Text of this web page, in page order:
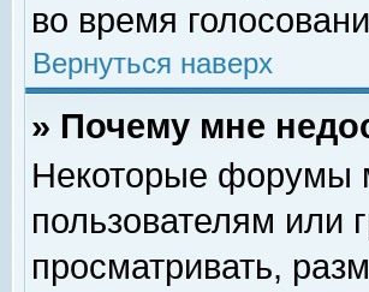
во время
Вернуться наверх
» Почему мне
Некоторые форумы
пользователям или
просматривать,